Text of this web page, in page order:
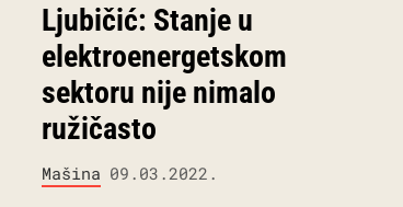
Ljubičić: Stanje u
elektroenergetskom
sektoru nije nimalo
ružičasto
Mašina 09.03.2022.